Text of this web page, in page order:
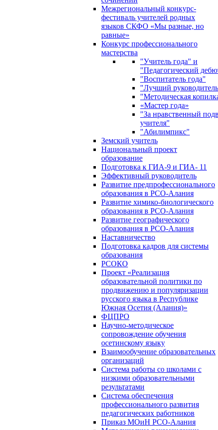
Межрегиональный конкурс-
фестиваль учителей родных
языков СКФО «Мы разные, но
равные»
Конкурс профессионального
мастерства
"Учитель года" и
"Педагогический
"Воспитатель года"
"Лучший
"Методическая
«Мастер года»
"За нравственный
учителя"
"Абилимпикс"
Земский учитель
Национальный проект
образование
Подготовка к ГИА-9 и ГИА- 11
Эффективный руководитель
Развитие предпрофессионального
образования в РСО-Алания
Развитие химико-биологического
образования в РСО-Алания
Развитие географического
образования в РСО-Алания
Наставничество
Подготовка кадров для системы
образования
РСОКО
Проект «Реализация
образовательной политики по
продвижению и популяризации
русского языка в Республике
Южная Осетия (Алания)»
ФЦПРО
Научно-методическое
сопровождение обучения
осетинскому языку
Взаимообучение образовательных
организаций
Система работы со школами с
низкими образовательными
результатами
Система обеспечения
профессионального развития
педагогических работников
Приказ МОиН РСО-Алания